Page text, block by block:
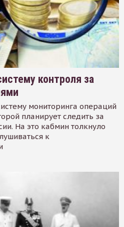
контроля за
мониторинга операций
планирует следить за
На это кабмин толкнуло
к